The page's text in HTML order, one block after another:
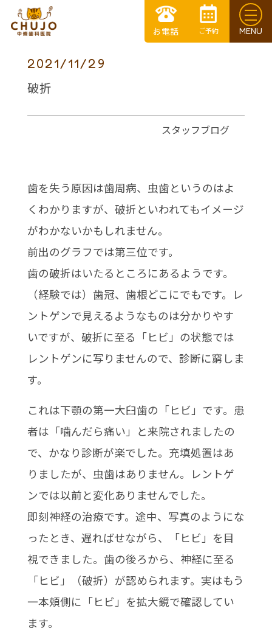
2021/11/29
破折
スタッフブログ
歯を失う原因は歯周病、虫歯というのはよ
くわかりますが、破折といわれてもイメージ
がわかないかもしれません。
前出のグラフでは第三位です。
歯の破折はいたるところにあるようです。
（経験では）歯冠、歯根どこにでもです。レ
ントゲンで見えるようなものは分かりやす
いですが、破折に至る「ヒビ」の状態では
レントゲンに写りませんので、診断に窮しま
す。
これは下顎の第一大臼歯の「ヒビ」です。患
者は「噛んだら痛い」と来院されましたの
で、かなり診断が楽でした。充填処置はあ
りましたが、虫歯はありません。レントゲ
ンでは以前と変化ありませんでした。
即刻神経の治療です。途中、写真のようにな
ったとき、遅ればせながら、「ヒビ」を目
視できました。歯の後ろから、神経に至る
「ヒビ」（破折）が認められます。実はもう
一本頬側に「ヒビ」を拡大鏡で確認してい
ます。